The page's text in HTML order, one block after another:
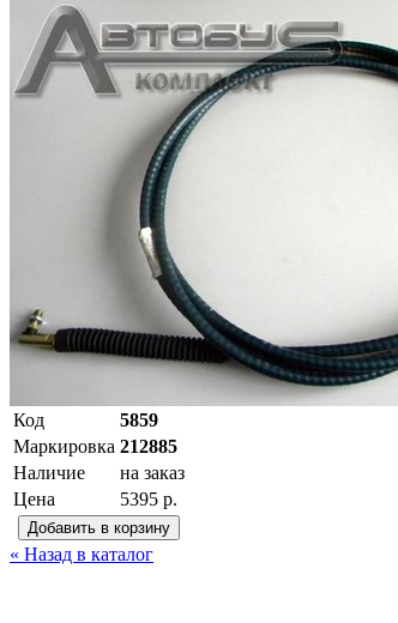
Код
5859
Маркировка 212885
Наличие
на заказ
Цена
5395 р.
« Назад в каталог